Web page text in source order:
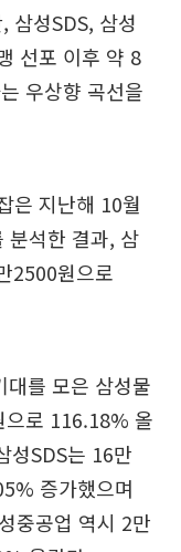
삼성SDS, 삼성
선포 이후 약 8
우상향 곡선을
은 지난해 10월
분석한 결과, 삼
2500원으로
대를 모은 삼성물
로 116.18% 올
성SDS는 16만
증가했으며
중공업 역시 2만